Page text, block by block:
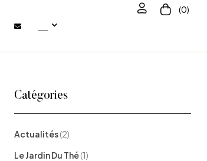
(0)
Catégories
Actualités(2)
Le Jardin Du Thé(1)